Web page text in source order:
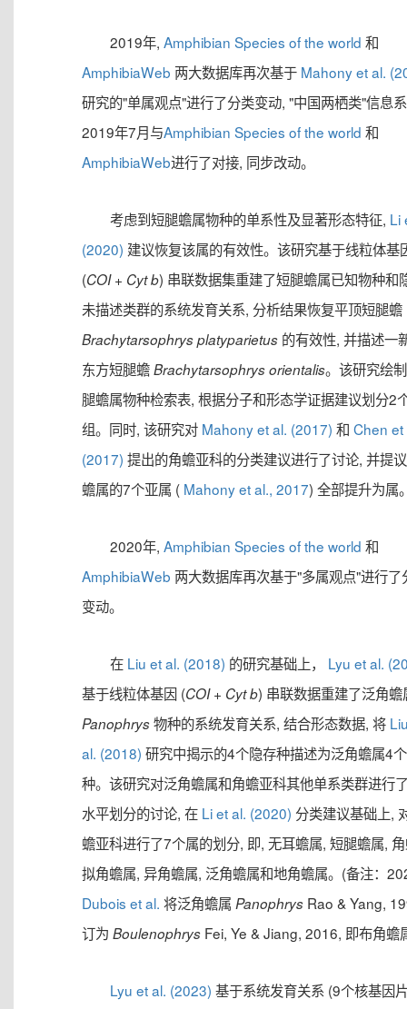
2019年, Amphibian Species of the world 和
AmphibiaWeb 两大数据库再次基于 Mahony et al.
研究的"单属观点"进行了分类变动, "中国两栖类"信息
2019年7月与Amphibian Species of the world 和
AmphibiaWeb进行了对接, 同步改动。
考虑到短腿蟾属物种的单系性及显著形态特征, Li
(2020) 建议恢复该属的有效性。该研究基于线粒体基
(COI+ Cyt b) 串联数据集重建了短腿蟾属已知物种和
未描述类群的系统发育关系, 分析结果恢复平顶短腿蟾
Brachytarsophrys platyparietus 的有效性, 并描述一
东方短腿蟾Brachytarsophrys orientalis。该研究绘
腿蟾属物种检索表, 根据分子和形态学证据建议划分2
组。同时, 该研究对 Mahony et al. (2017) 和 Chen et
(2017) 提出的角蟾亚科的分类建议进行了讨论, 并提
蟾属的7个亚属 ( Mahony et al., 2017) 全部提升为属
2020年, Amphibian Species of the world 和
AmphibiaWeb 两大数据库再次基于"多属观点"进行了
变动。
在Liu et al. (2018) 的研究基础上，
Lyu et al.
基于线粒体基因 (COI+ Cyt b) 串联数据重建了泛角蟾
Panophrys物种的系统发育关系, 结合形态数据, 将
al. (2018) 研究中揭示的4个隐存种描述为泛角蟾属4
种。该研究对泛角蟾属和角蟾亚科其他单系类群进行
水平划分的讨论, 在 Li et al. (2020) 分类建议基础上,
蟾亚科进行了7个属的划分, 即, 无耳蟾属, 短腿蟾属,
拟角蟾属, 异角蟾属, 泛角蟾属和地角蟾属。(备注：
Dubois et al. 将泛角蟾属 Panophrys Rao & Yang,
订为 Boulenophrys Fei, Ye & Jiang, 2016, 即布角蟾
Lyu et al. (2023) 基于系统发育关系 (9个核基因